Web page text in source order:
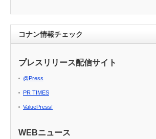
コナン情報チェック
プレスリリース配信サイト
@Press
PR TIMES
ValuePress!
WEBニュース